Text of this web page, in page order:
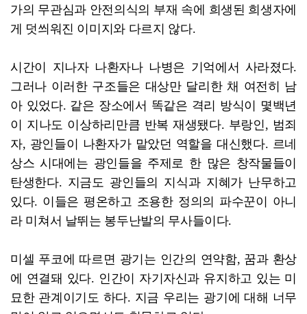
가의 무관심과 안전의식의 부재 속에 희생된 희생자에
게 덧씌워진 이미지와 다르지 않다.
시간이 지나자 나환자나 나병은 기억에서 사라졌다.
그러나 이러한 구조들은 대상만 달리한 채 여전히 남
아 있었다. 같은 장소에서 똑같은 격리 방식이 몇백년
이 지나도 이상하리만큼 반복 재생됐다. 부랑인, 범죄
자, 광인들이 나환자가 맡았던 역할을 대신했다. 르네
상스 시대에는 광인들을 주제로 한 많은 창작물들이
탄생한다. 지금도 광인들의 지식과 지혜가 난무하고
있다. 이들은 평온하고 조용한 정의의 파수꾼이 아니
라 미쳐서 날뛰는 봉두난발의 무사들이다.
미셀 푸코에 따르면 광기는 인간의 연약함, 꿈과 환상
에 연결돼 있다. 인간이 자기자신과 유지하고 있는 미
묘한 관계이기도 하다. 지금 우리는 광기에 대해 너무